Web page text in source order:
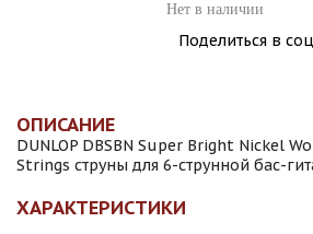
Нет в наличии
Поделиться в
ОПИСАНИЕ
DUNLOP DBSBN Super Bright Nickel
Strings струны для 6-струнной бас-
ХАРАКТЕРИСТИКИ